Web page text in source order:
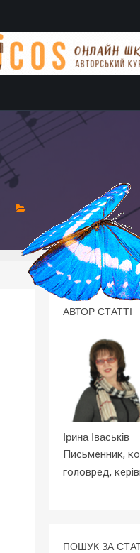
АВТОР СТАТТІ
Ірина Іваськів
Письменник,
головред,
ПОШУК ЗА